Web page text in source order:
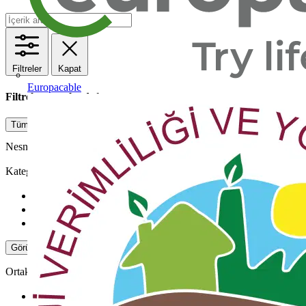
Europacable
Filtreler Kapat
Filtreler uygulandı 1
Tümünü temizle
Nesnelerin İnterneti (IOT)
Kategori
Haberler5
Video
Teknik Makaleler
Görüntüle -3 Daha Fazla Görüntüle Daha Az
Ortak
Voltimum Türkiye4